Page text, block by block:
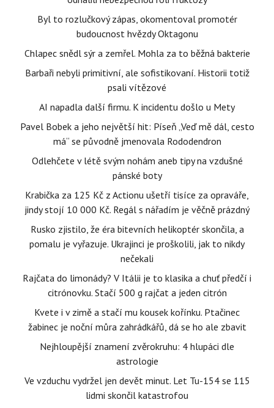
Byl to rozlučkový zápas, okomentoval promotér
budoucnost hvězdy Oktagonu
Chlapec snědl sýr a zemřel. Mohla za to běžná bakterie
Barbaři nebyli primitivní, ale sofistikovaní. Historii totiž
psali vítězové
AI napadla další firmu. K incidentu došlo u Mety
Pavel Bobek a jeho největší hit: Píseň „Veď mě dál, cesto
má“ se původně jmenovala Rododendron
Odlehčete v létě svým nohám aneb tipy na vzdušné
pánské boty
Krabička za 125 Kč z Actionu ušetří tisíce za opraváře,
jindy stojí 10 000 Kč. Regál s nářadím je věčně prázdný
Rusko zjistilo, že éra bitevních helikoptér skončila, a
pomalu je vyřazuje. Ukrajinci je proškolili, jak to nikdy
nečekali
Rajčata do limonády? V Itálii je to klasika a chuť předčí i
citrónovku. Stačí 500 g rajčat a jeden citrón
Kvete i v zimě a stačí mu kousek kořínku. Ptačinec
žabinec je noční můra zahrádkářů, dá se ho ale zbavit
Nejhloupější znamení zvěrokruhu: 4 hlupáci dle
astrologie
Ve vzduchu vydržel jen devět minut. Let Tu-154 se 115
lidmi skončil katastrofou